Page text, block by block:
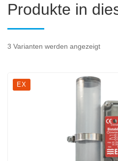
Produkte in
3 Varianten werden angezeigt
EX